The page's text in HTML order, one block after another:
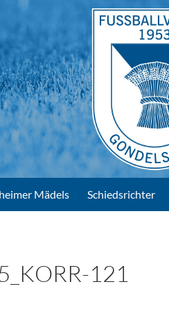
Mädels Schiedsrichter
121